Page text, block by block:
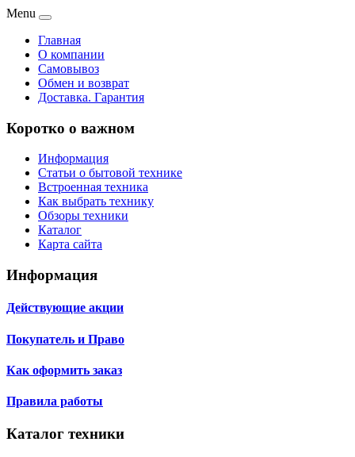
Menu
Главная
О компании
Самовывоз
Обмен и возврат
Доставка. Гарантия
Коротко о важном
Информация
Статьи о бытовой технике
Встроенная техника
Как выбрать технику
Обзоры техники
Каталог
Карта сайта
Информация
Действующие акции
Покупатель и Право
Как оформить заказ
Правила работы
Каталог техники